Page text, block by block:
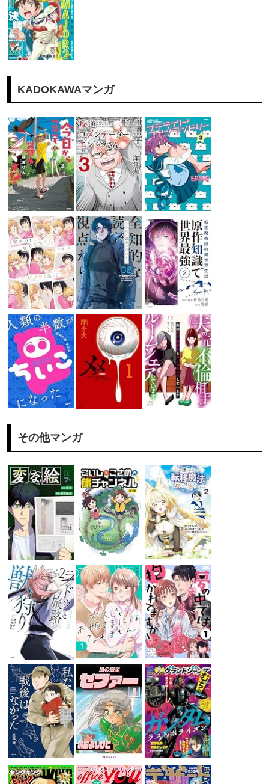
KADOKAWAマンガ
その他マンガ